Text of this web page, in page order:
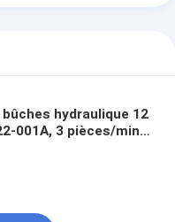
bûches hydraulique 12
001A, 3 pièces/min